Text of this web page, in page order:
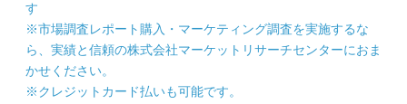
す
※市場調査レポート購入・マーケティング調査を実施するな
ら、実績と信頼の株式会社マーケットリサーチセンターにおま
かせください。
※クレジットカード払いも可能です。